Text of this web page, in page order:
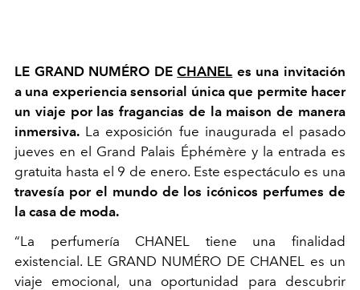
LE GRAND NUMÉRO DECHANEL es una invitación
a una experiencia sensorial única que permite hacer
un viaje por las fragancias de la maison de manera
inmersiva. La exposición fue inaugurada el pasado
jueves en el Grand Palais Éphémère y la entrada es
gratuita hasta el 9 de enero. Este espectáculo es una
travesía por el mundo de los icónicos perfumes de
la casa de moda.
“La perfumería CHANEL tiene una finalidad
existencial. LE GRAND NUMÉRO DE CHANEL es un
viaje emocional, una oportunidad para descubrir